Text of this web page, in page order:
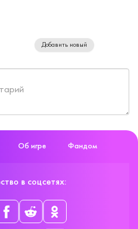
Добавить новый
Об игре Фандом
в соцсетях: